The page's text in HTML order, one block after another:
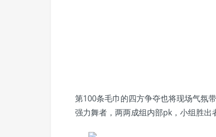
第100条毛巾的四方争夺也将现场气氛
强力舞者，两两成组内部pk，小组胜出